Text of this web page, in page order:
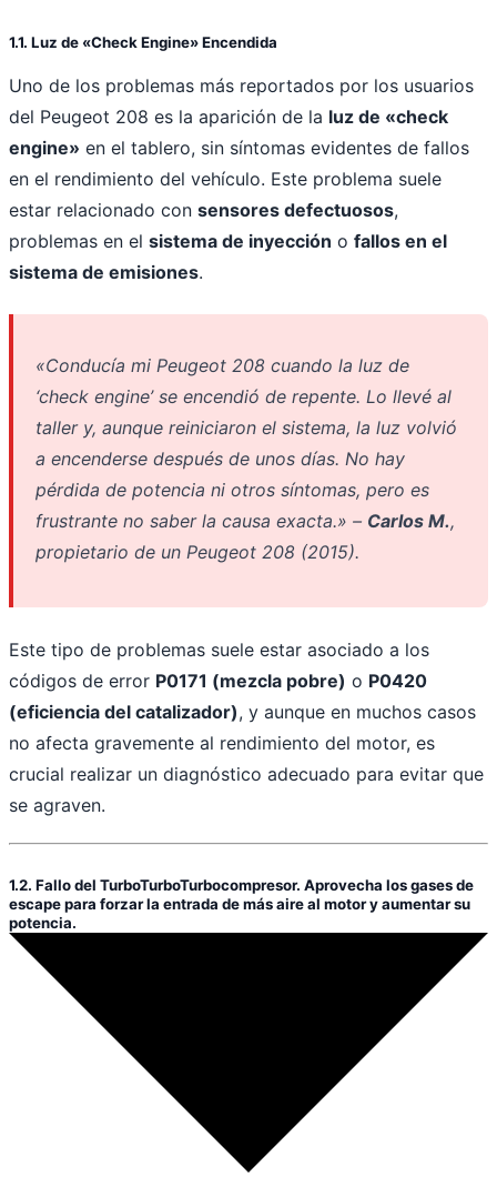
1.1. Luz de «Check Engine» Encendida
Uno de los problemas más reportados por los usuarios
del Peugeot 208 es la aparición de la luz de «check
engine» en el tablero, sin síntomas evidentes de fallos
en el rendimiento del vehículo. Este problema suele
estar relacionado con sensores defectuosos,
problemas en el sistema de inyección o fallos en el
sistema de emisiones.
«Conducía mi Peugeot 208 cuando la luz de
‘check engine’ se encendió de repente. Lo llevé al
taller y, aunque reiniciaron el sistema, la luz volvió
a encenderse después de unos días. No hay
pérdida de potencia ni otros síntomas, pero es
frustrante no saber la causa exacta.» – Carlos M.,
propietario de un Peugeot 208 (2015).
Este tipo de problemas suele estar asociado a los
códigos de error P0171 (mezcla pobre) o P0420
(eficiencia del catalizador), y aunque en muchos casos
no afecta gravemente al rendimiento del motor, es
crucial realizar un diagnóstico adecuado para evitar que
se agraven.
1.2. Fallo del TurboTurboTurbocompresor. Aprovecha los gases de
escape para forzar la entrada de más aire al motor y aumentar su
potencia.